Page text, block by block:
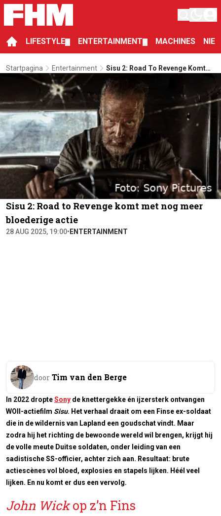
LIFESTYLE ENTERTAINMENT MACHINES
Startpagina Entertainment
Sisu 2: Road To Revenge Komt
Met Nog Meer Bloederige Actie
Sisu 2: Road to Revenge komt met nog meer
bloederige actie
28 AUG 2025, 19:00• ENTERTAINMENT
door Tim van den Berge
In 2022 dropteSony de knettergekke én ijzersterk ontvangen
WOII-actiefilm Sisu. Het verhaal draait om een Finse ex-soldaat
die in de wildernis van Lapland een goudschat vindt. Maar
zodra hij het richting de bewoonde wereld wil brengen, krijgt hij
de volle meute Duitse soldaten, onder leiding van een
sadistische SS-officier, achter zich aan. Resultaat: brute
actiescènes vol bloed, explosies en stapels lijken. Héél veel
lijken. En nu komt er dus een vervolg.
John Wickop z’n Fins